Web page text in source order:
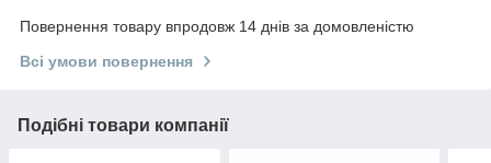
Повернення товару впродовж 14 днів за домовленістю
Всі умови повернення
Подібні товари компанії